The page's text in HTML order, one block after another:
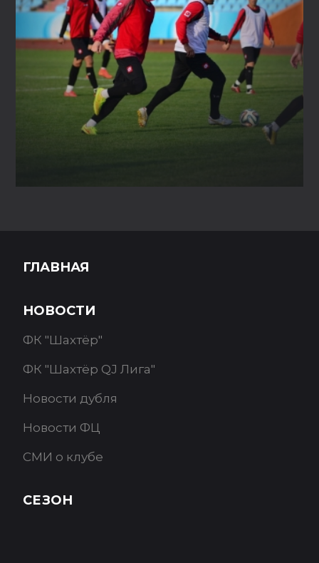
ГЛАВНАЯ
НОВОСТИ
ФК "Шахтёр"
ФК "Шахтёр QJ Лига"
Новости дубля
Новости ФЦ
СМИ о клубе
СЕЗОН